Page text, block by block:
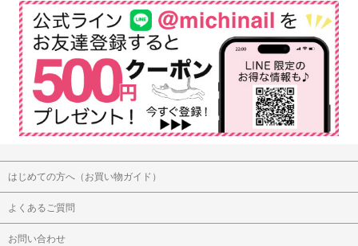
はじめての方へ（お買い物ガイド）
よくあるご質問
お問い合わせ